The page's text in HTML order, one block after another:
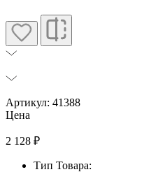
Артикул: 41388
Цена
2 128 ₽
Тип Товара: